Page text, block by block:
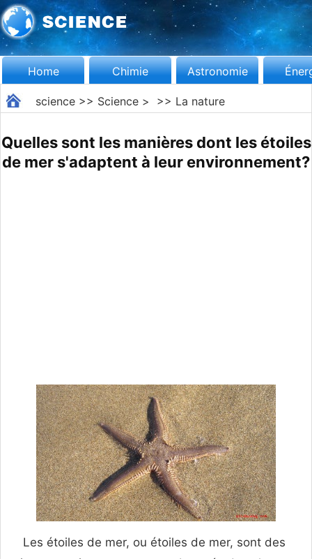
Home Chimie Astronomie
science>> Science> >> La nature
Quelles sont les manières dont les étoiles
de mer s'adaptent à leur environnement?
Les étoiles de mer, ou étoiles de mer, sont des